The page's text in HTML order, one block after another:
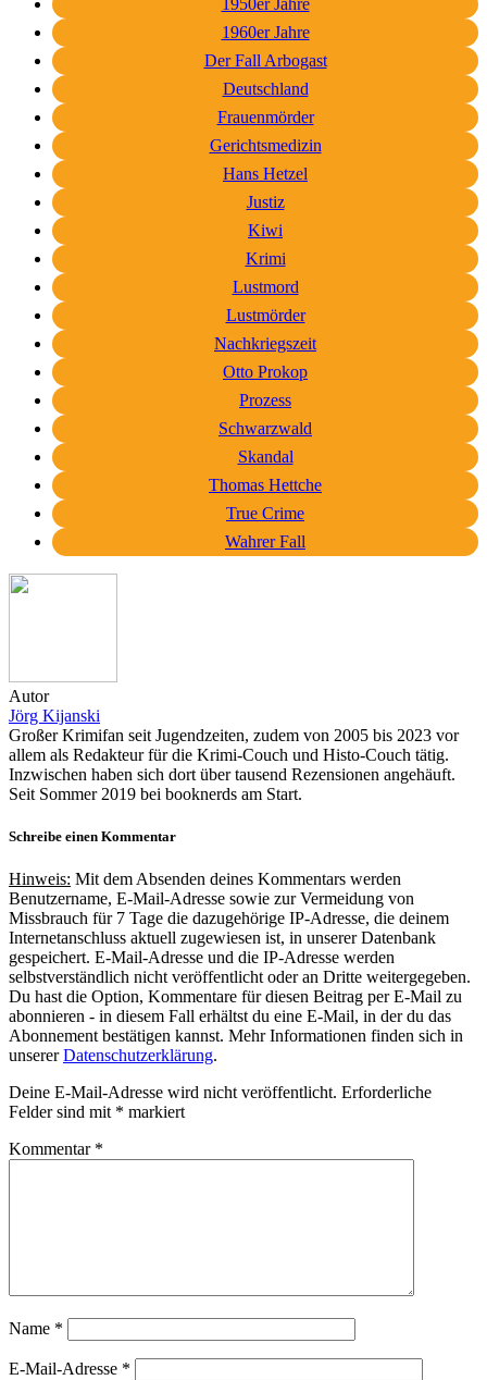
1950er Jahre
1960er Jahre
Der Fall Arbogast
Deutschland
Frauenmörder
Gerichtsmedizin
Hans Hetzel
Justiz
Kiwi
Krimi
Lustmord
Lustmörder
Nachkriegszeit
Otto Prokop
Prozess
Schwarzwald
Skandal
Thomas Hettche
True Crime
Wahrer Fall
Autor
Jörg Kijanski
Großer Krimifan seit Jugendzeiten, zudem von 2005 bis 2023 vor
allem als Redakteur für die Krimi-Couch und Histo-Couch tätig.
Inzwischen haben sich dort über tausend Rezensionen angehäuft.
Seit Sommer 2019 bei booknerds am Start.
Schreibe einen Kommentar
Hinweis: Mit dem Absenden deines Kommentars werden
Benutzername, E-Mail-Adresse sowie zur Vermeidung von
Missbrauch für 7 Tage die dazugehörige IP-Adresse, die deinem
Internetanschluss aktuell zugewiesen ist, in unserer Datenbank
gespeichert. E-Mail-Adresse und die IP-Adresse werden
selbstverständlich nicht veröffentlicht oder an Dritte weitergegeben.
Du hast die Option, Kommentare für diesen Beitrag per E-Mail zu
abonnieren - in diesem Fall erhältst du eine E-Mail, in der du das
Abonnement bestätigen kannst. Mehr Informationen finden sich in
unsererDatenschutzerklärung.
Deine E-Mail-Adresse wird nicht veröffentlicht. Erforderliche
Felder sind mit * markiert
Kommentar *
Name *
E-Mail-Adresse *